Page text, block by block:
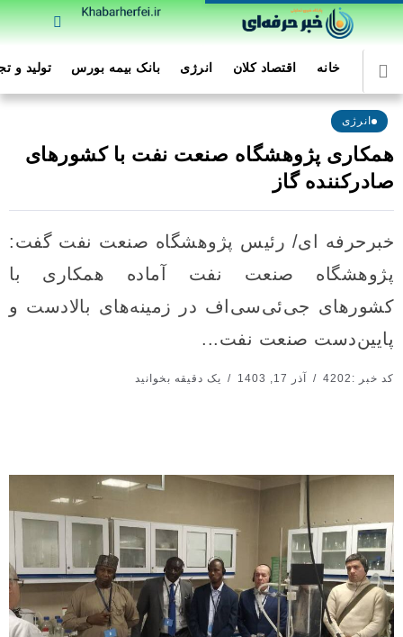
خانه اقتصاد کلان انرژی بانک بیمه بورس تولید و
انرژی
همکاری پژوهشگاه صنعت نفت با کشورهای
صادرکننده گاز
خبرحرفه ای/ رئیس پژوهشگاه صنعت نفت گفت:
پژوهشگاه صنعت نفت آماده همکاری با
کشورهای جی‌ئی‌سی‌اف در زمینه‌های بالادست و
پایین‌دست صنعت نفت...
کد خبر :4202 آذر 17, 1403 یک دقیقه بخوانید